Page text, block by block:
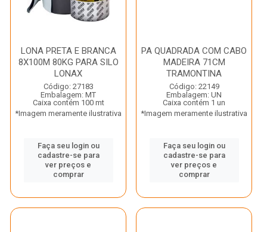
LONA PRETA E BRANCA
8X100M 80KG PARA SILO
LONAX
Código: 27183
Embalagem: MT
Caixa contém 100 mt
*Imagem meramente ilustrativa
Faça seu login ou
cadastre-se para
ver preços e
comprar
PA QUADRADA COM CABO
MADEIRA 71CM
TRAMONTINA
Código: 22149
Embalagem: UN
Caixa contém 1 un
*Imagem meramente ilustrativa
Faça seu login ou
cadastre-se para
ver preços e
comprar